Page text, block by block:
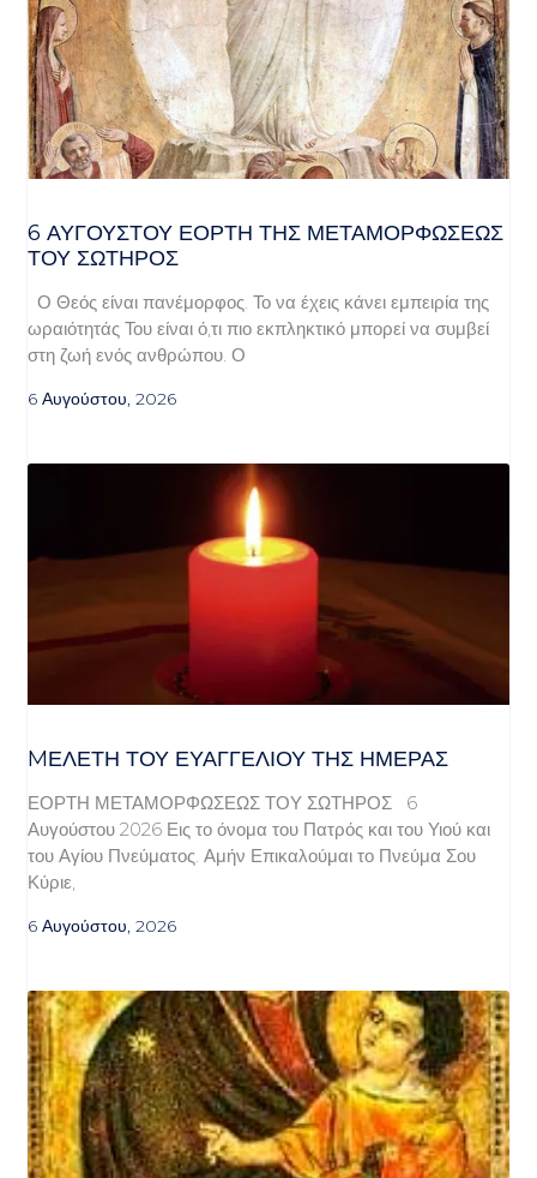
6 ΑΥΓΟΥΣΤΟΥ ΕΟΡΤΗ ΤΗΣ ΜΕΤΑΜΟΡΦΩΣΕΩΣ
ΤΟΥ ΣΩΤΗΡΟΣ
Ο Θεός είναι πανέμορφος. Το να έχεις κάνει εμπειρία της
ωραιότητάς Του είναι ό,τι πιο εκπληκτικό μπορεί να συμβεί
στη ζωή ενός ανθρώπου. Ο
6 Αυγούστου, 2026
MΕΛΈΤΗ ΤΟΥ ΕΥΑΓΓΕΛΊΟΥ ΤΗΣ ΗΜΈΡΑΣ
ΕΟΡΤΗ ΜΕΤΑΜΟΡΦΩΣΕΩΣ ΤΟΥ ΣΩΤΗΡΟΣ 6
Αυγούστου 2026 Εις το όνομα του Πατρός και του Υιού και
του Αγίου Πνεύματος. Αμήν Επικαλούμαι το Πνεύμα Σου
Κύριε,
6 Αυγούστου, 2026